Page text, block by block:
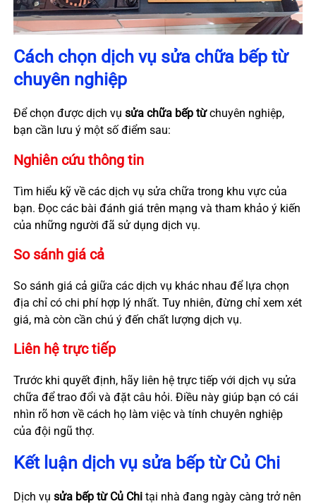
Cách chọn dịch vụ sửa chữa bếp từ
chuyên nghiệp
Để chọn được dịch vụ sửa chữa bếp từchuyên nghiệp,
bạn cần lưu ý một số điểm sau:
Nghiên cứu thông tin
Tìm hiểu kỹ về các dịch vụ sửa chữa trong khu vực của
bạn. Đọc các bài đánh giá trên mạng và tham khảo ý kiến
của những người đã sử dụng dịch vụ.
So sánh giá cả
So sánh giá cả giữa các dịch vụ khác nhau để lựa chọn
địa chỉ có chi phí hợp lý nhất. Tuy nhiên, đừng chỉ xem xét
giá, mà còn cần chú ý đến chất lượng dịch vụ.
Liên hệ trực tiếp
Trước khi quyết định, hãy liên hệ trực tiếp với dịch vụ sửa
chữa để trao đổi và đặt câu hỏi. Điều này giúp bạn có cái
nhìn rõ hơn về cách họ làm việc và tính chuyên nghiệp
của đội ngũ thợ.
Kết luận dịch vụ sửa bếp từ Củ Chi
Dịch vụ sửa bếp từ Củ Chitại nhà đang ngày càng trở nên